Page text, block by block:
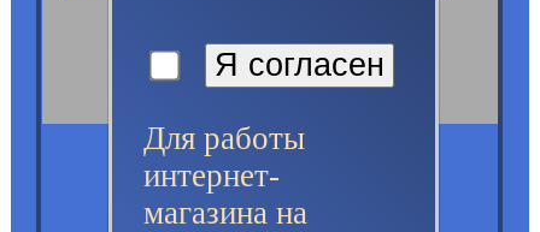
Для работы
интернет-
магазина на